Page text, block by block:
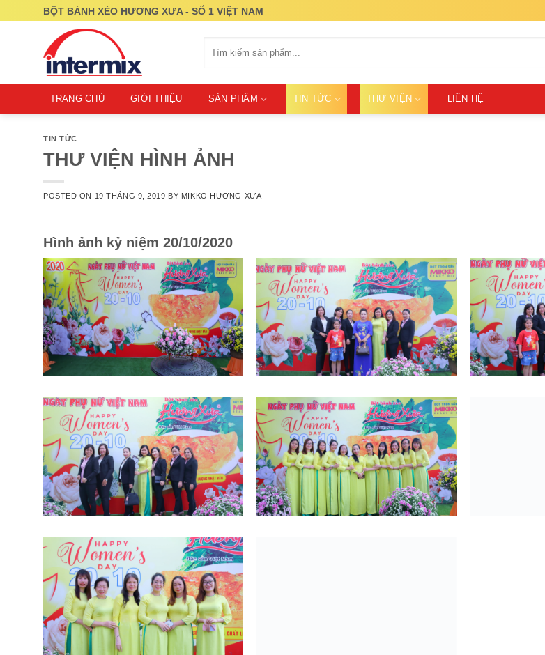
BỘT BÁNH XÈO HƯƠNG XƯA - SỐ 1 VIỆT NAM
kiếm:
TRANG CHỦ GIỚI THIỆU SẢN PHẨM TIN TỨC THƯ VIỆN LIÊN HỆ
TIN TỨC
THƯ VIỆN HÌNH ẢNH
POSTED ON 19 THÁNG 9, 2019 BY MIKKO HƯƠNG XƯA
Hình ảnh kỷ niệm 20/10/2020